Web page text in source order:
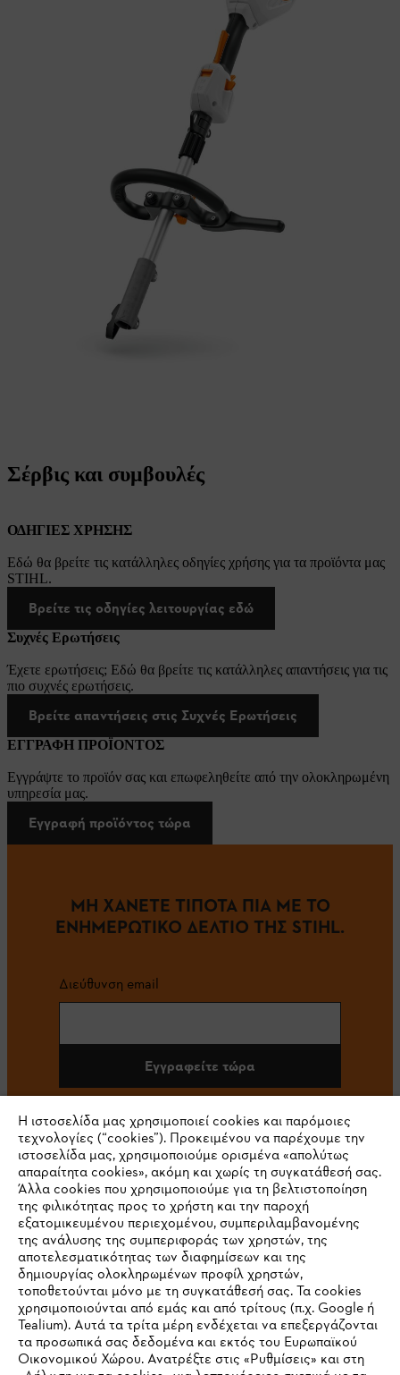
Σέρβις και συμβουλές
ΟΔΗΓΙΕΣ ΧΡΗΣΗΣ
Εδώ θα βρείτε τις κατάλληλες οδηγίες χρήσης για τα προϊόντα μας
STIHL.
Βρείτε τις οδηγίες λειτουργίας εδώ
Συχνές Ερωτήσεις
Έχετε ερωτήσεις; Εδώ θα βρείτε τις κατάλληλες απαντήσεις για τις
πιο συχνές ερωτήσεις.
Βρείτε απαντήσεις στις Συχνές Ερωτήσεις
ΕΓΓΡΑΦΗ ΠΡΟΪΟΝΤΟΣ
Εγγράψτε το προϊόν σας και επωφεληθείτε από την ολοκληρωμένη
υπηρεσία μας.
Εγγραφή προϊόντος τώρα
ΜΗ ΧΑΝΕΤΕ ΤΙΠΟΤΑ ΠΙΑ ΜΕ ΤΟ
ΕΝΗΜΕΡΩΤΙΚΟ ΔΕΛΤΙΟ ΤΗΣ STIHL.
Διεύθυνση email
Εγγραφείτε τώρα
#STIHL
Εταιρεία
Η ιστοσελίδα μας χρησιμοποιεί cookies και παρόμοιες
τεχνολογίες (“cookies”). Προκειμένου να παρέχουμε την
ιστοσελίδα μας, χρησιμοποιούμε ορισμένα «απολύτως
απαραίτητα cookies», ακόμη και χωρίς τη συγκατάθεσή σας.
Άλλα cookies που χρησιμοποιούμε για τη βελτιστοποίηση
της φιλικότητας προς το χρήστη και την παροχή
εξατομικευμένου περιεχομένου, συμπεριλαμβανομένης
της ανάλυσης της συμπεριφοράς των χρηστών, της
αποτελεσματικότητας των διαφημίσεων και της
δημιουργίας ολοκληρωμένων προφίλ χρηστών,
τοποθετούνται μόνο με τη συγκατάθεσή σας. Τα cookies
χρησιμοποιούνται από εμάς και από τρίτους (π.χ. Google ή
Tealium). Αυτά τα τρίτα μέρη ενδέχεται να επεξεργάζονται
τα προσωπικά σας δεδομένα και εκτός του Ευρωπαϊκού
Οικονομικού Χώρου. Ανατρέξτε στις «Ρυθμίσεις» και στη